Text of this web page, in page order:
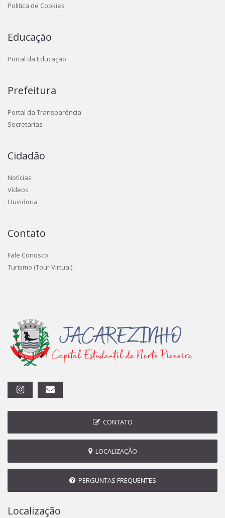
Politica de Cookies
Educação
Portal da Educação
Prefeitura
Portal da Transparência
Secretarias
Cidadão
Notícias
Vídeos
Ouvidoria
Contato
Fale Conosco
Turismo (Tour Virtual)
CONTATO
LOCALIZAÇÃO
PERGUNTAS FREQUENTES
Localização